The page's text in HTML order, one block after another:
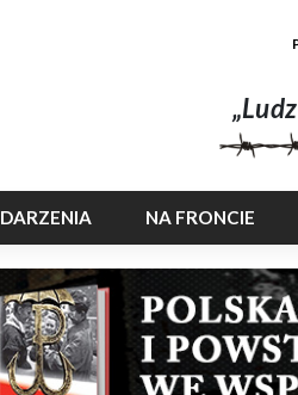
NA FRONCIE